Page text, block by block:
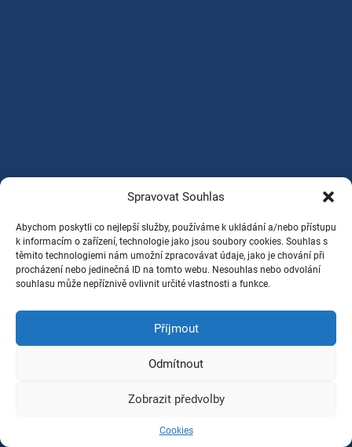
Spravovat Souhlas
Abychom poskytli co nejlepší služby, používáme k ukládání a/nebo přístupu
k informacím o zařízení, technologie jako jsou soubory cookies. Souhlas s
těmito technologiemi nám umožní zpracovávat údaje, jako je chování při
procházení nebo jedinečná ID na tomto webu. Nesouhlas nebo odvolání
souhlasu může nepříznivě ovlivnit určité vlastnosti a funkce.
Příjmout
Odmítnout
Zobrazit předvolby
Cookies